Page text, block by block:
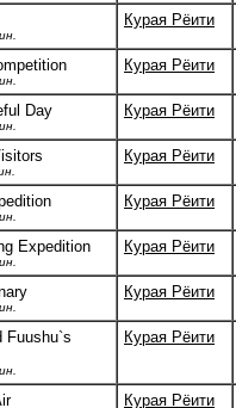
Курая Рёити
Курая Рёити
Day Курая Рёити
Курая Рёити
Курая Рёити
Expedition Курая Рёити
Курая Рёити
Fuushu`s
Курая Рёити
Курая Рёити